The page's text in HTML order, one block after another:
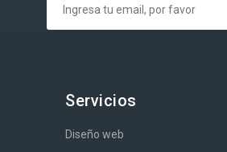
Servicios
Diseño web